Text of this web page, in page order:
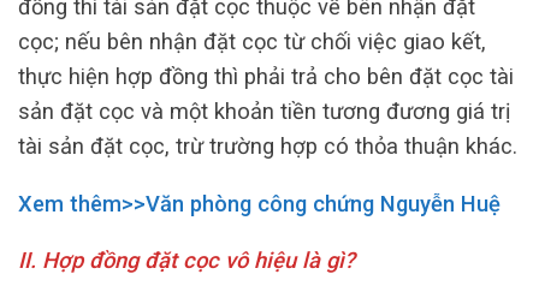
đồng thì tài sản đặt cọc thuộc về bên nhận đặt
cọc; nếu bên nhận đặt cọc từ chối việc giao kết,
thực hiện hợp đồng thì phải trả cho bên đặt cọc tài
sản đặt cọc và một khoản tiền tương đương giá trị
tài sản đặt cọc, trừ trường hợp có thỏa thuận khác.
Xem thêm>>Văn phòng công chứng Nguyễn Huệ
II. Hợp đồng đặt cọc vô hiệu là gì?